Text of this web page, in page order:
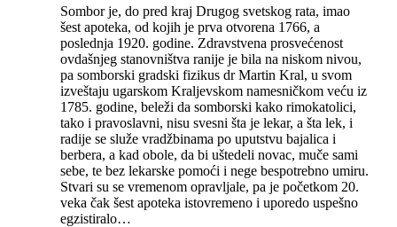
Sombor je, do pred kraj Drugog svetskog rata, imao
šest apoteka, od kojih je prva otvorena 1766, a
poslednja 1920. godine. Zdravstvena prosvećenost
ovdašnjeg stanovništva ranije je bila na niskom nivou,
pa somborski gradski fizikus dr Martin Kral, u svom
izveštaju ugarskom Kraljevskom namesničkom veću iz
1785. godine, beleži da somborski kako rimokatolici,
tako i pravoslavni, nisu svesni šta je lekar, a šta lek, i
radije se služe vradžbinama po uputstvu bajalica i
berbera, a kad obole, da bi uštedeli novac, muče sami
sebe, te bez lekarske pomoći i nege bespotrebno umiru.
Stvari su se vremenom opravljale, pa je početkom 20.
veka čak šest apoteka istovremeno i uporedo uspešno
egzistiralo…